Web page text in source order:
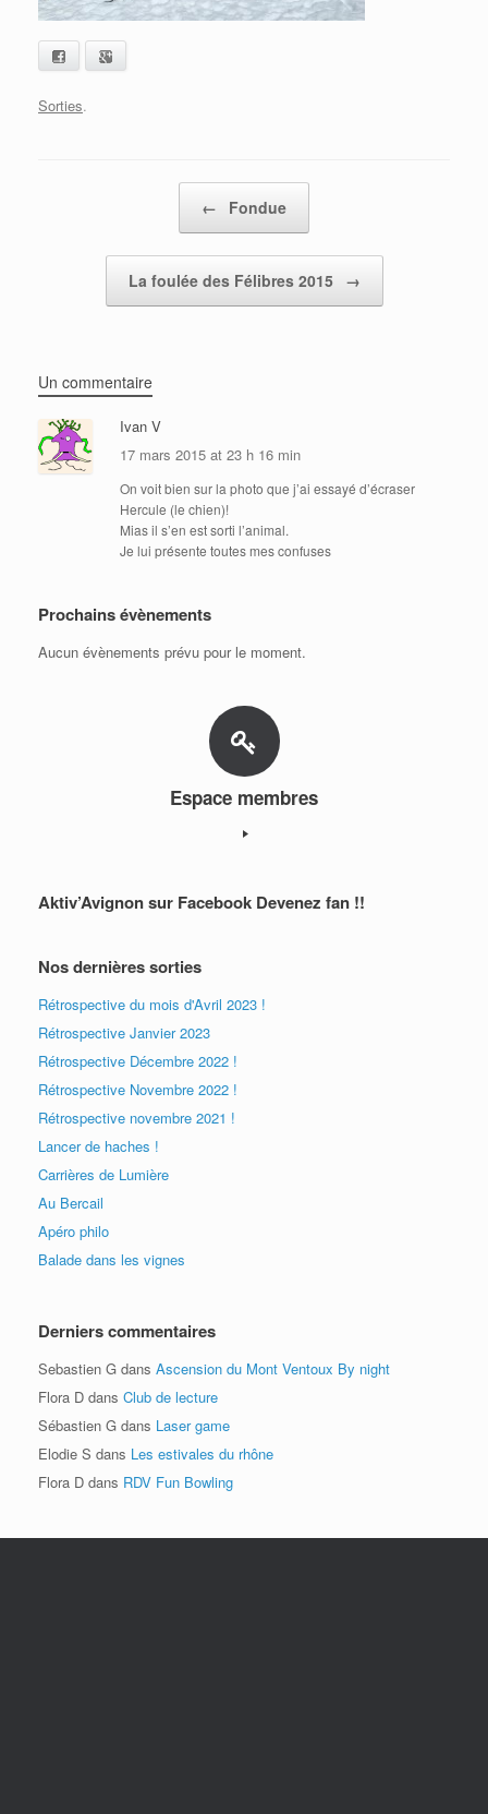
Facebook
Sorties.
← Fondue
La foulée des Félibres 2015 →
Un commentaire
Ivan V
17 mars 2015 at 23 h 16 min
On voit bien sur la photo que j’ai essayé d’écraser
Hercule (le chien)!
Mias il s’en est sorti l’animal.
Je lui présente toutes mes confuses
Prochains évènements
Aucun évènements prévu pour le moment.
Espace membres
Aktiv’Avignon sur Facebook Devenez fan !!
Nos dernières sorties
Rétrospective du mois d'Avril 2023 !
Rétrospective Janvier 2023
Rétrospective Décembre 2022 !
Rétrospective Novembre 2022 !
Rétrospective novembre 2021 !
Lancer de haches !
Carrières de Lumière
Au Bercail
Apéro philo
Balade dans les vignes
Derniers commentaires
Sebastien G dans Ascension du Mont Ventoux By night
Flora D dans Club de lecture
Sébastien G dans Laser game
Elodie S dans Les estivales du rhône
Flora D dans RDV Fun Bowling